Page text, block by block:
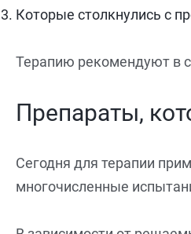
Которые столкнулись с
Терапию рекомендуют в
Препараты,
Сегодня для терапии
многочисленные